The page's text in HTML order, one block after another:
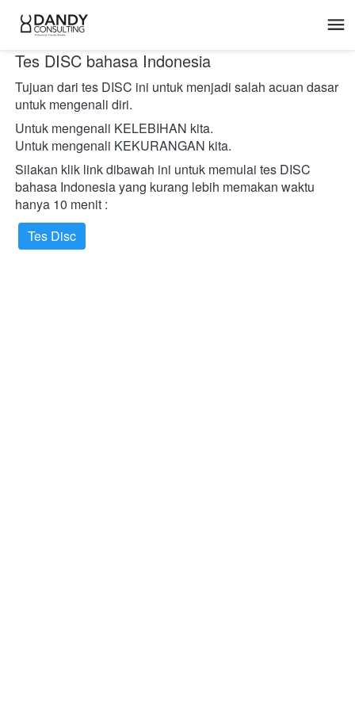
Tes DISC bahasa Indonesia
Tujuan dari tes DISC ini untuk menjadi salah acuan dasar
untuk mengenali diri.
Untuk mengenali KELEBIHAN kita.
Untuk mengenali KEKURANGAN kita.
Silakan klik link dibawah ini untuk memulai tes DISC
bahasa Indonesia yang kurang lebih memakan waktu
hanya 10 menit :
Tes Disc